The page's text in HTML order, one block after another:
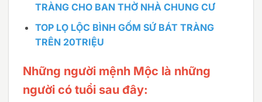
TRÀNG CHO BAN THỜ NHÀ CHUNG CƯ
TOP LỌ LỘC BÌNH GỐM SỨ BÁT TRÀNG
TRÊN 20TRIỆU
Những người mệnh Mộc là những
người có tuổi sau đây: